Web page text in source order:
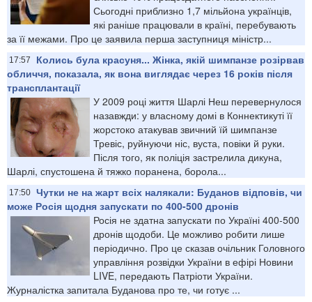
Сьогодні приблизно 1,7 мільйона українців,
які раніше працювали в країні, перебувають
за її межами. Про це заявила перша заступниця міністр...
17:57
Колись була красуня... Жінка, якій шимпанзе розірвав
обличчя, показала, як вона виглядає через 16 років після
трансплантації
У 2009 році життя Шарлі Неш перевернулося
назавжди: у власному домі в Коннектикуті її
жорстоко атакував звичний їй шимпанзе
Тревіс, руйнуючи ніс, вуста, повіки й руки.
Після того, як поліція застрелила дикуна,
Шарлі, спустошена й тяжко поранена, борола...
17:50 Чутки не на жарт всіх налякали: Буданов відповів, чи
може Росія щодня запускати по 400-500 дронів
Росія не здатна запускати по Україні 400-500
дронів щодоби. Це можливо робити лише
періодично. Про це сказав очільник Головного
управління розвідки України в ефірі Новини
LIVE, передають Патріоти України.
Журналістка запитала Буданова про те, чи готує ...